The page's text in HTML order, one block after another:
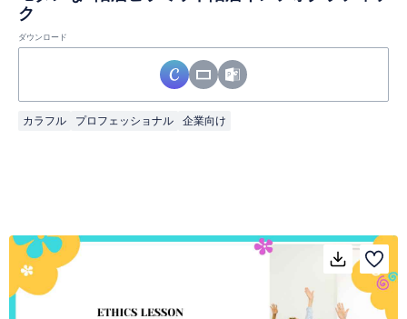
ク
ダウンロード
カラフル プロフェッショナル 企業向け